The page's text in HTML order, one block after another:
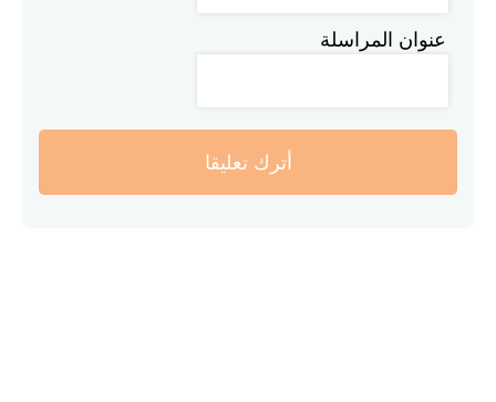
عنوان المراسلة
أترك تعليقا